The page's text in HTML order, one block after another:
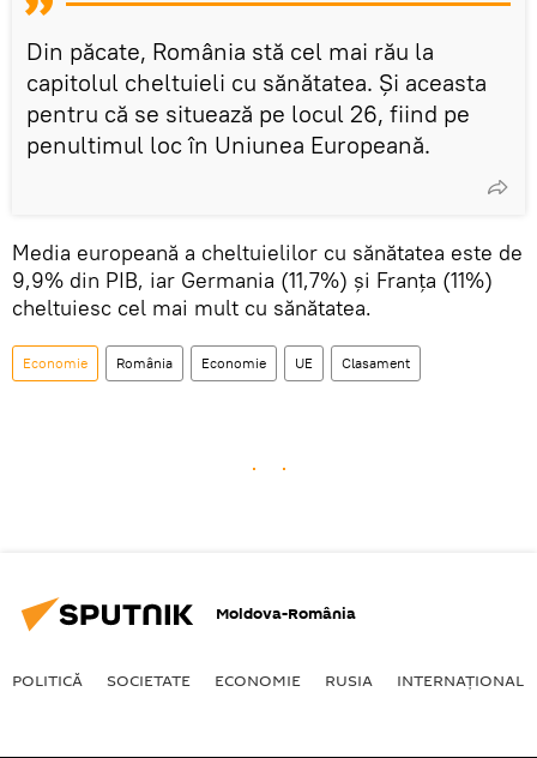
Din păcate, România stă cel mai rău la
capitolul cheltuieli cu sănătatea. Și aceasta
pentru că se situează pe locul 26, fiind pe
penultimul loc în Uniunea Europeană.
Media europeană a cheltuielilor cu sănătatea este de
9,9% din PIB, iar Germania (11,7%) şi Franţa (11%)
cheltuiesc cel mai mult cu sănătatea.
Economie România Economie UE Clasament
Moldova-România
POLITICĂ SOCIETATE ECONOMIE RUSIA INTERNAŢIONAL